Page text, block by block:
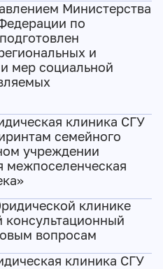
Министерства
по
и
мер социальной
клиника СГУ
семейного
учреждении
межпоселенческая
клинике
консультационный
вопросам
клиника СГУ